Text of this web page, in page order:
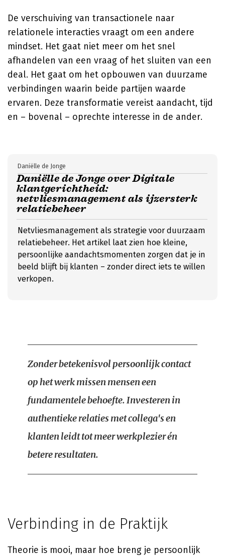
De verschuiving van transactionele naar
relationele interacties vraagt om een andere
mindset. Het gaat niet meer om het snel
afhandelen van een vraag of het sluiten van een
deal. Het gaat om het opbouwen van duurzame
verbindingen waarin beide partijen waarde
ervaren. Deze transformatie vereist aandacht, tijd
en – bovenal – oprechte interesse in de ander.
Daniëlle de Jonge over Digitale
klantgerichtheid:
netvliesmanagement als ijzersterk
relatiebeheer
Daniëlle de Jonge
Netvliesmanagement als strategie voor duurzaam
relatiebeheer. Het artikel laat zien hoe kleine,
persoonlijke aandachtsmomenten zorgen dat je in
beeld blijft bij klanten – zonder direct iets te willen
verkopen.
Zonder betekenisvol persoonlijk contact
op het werk missen mensen een
fundamentele behoefte. Investeren in
authentieke relaties met collega's en
klanten leidt tot meer werkplezier én
betere resultaten.
Verbinding in de Praktijk
Theorie is mooi, maar hoe breng je persoonlijk